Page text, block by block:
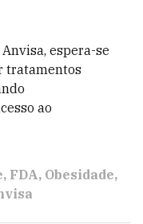
espera-se
tratamentos
ao
FDA Obesidade